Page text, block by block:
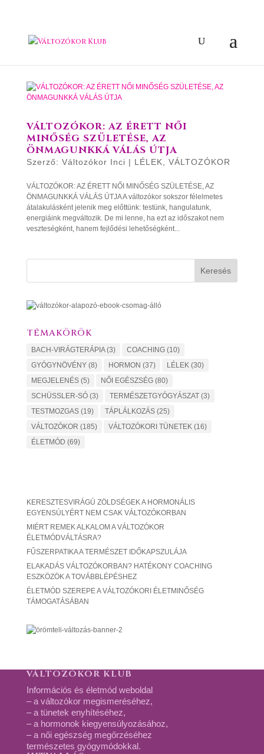
VÁLTOZÓKOR: AZ ÉRETT NŐI
MINŐSÉG SZÜLETÉSE, AZ
ÖNMAGUNKKÁ VÁLÁS ÚTJA
Szerző: Változókor Inci | LÉLEK VÁLTOZÓKOR
VÁLTOZÓKOR: AZ ÉRETT NŐI MINŐSÉG SZÜLETÉSE, AZ
ÖNMAGUNKKÁ VÁLÁS ÚTJA A változókor sokszor félelmetes
átalakulásként jelenik meg előttünk: testünk, hangulatunk,
energiáink megváltozik. De mi lenne, ha ezt az időszakot nem
veszteségként, hanem fejlődési lehetőségként...
Keresés
TÉMAKÖRÖK
BACH-VIRÁGTERÁPIA(3) COACHING(10)
GYÓGYNÖVÉNY(8) HORMON (37) LÉLEK(30)
MEGJELENÉS(5) NŐI EGÉSZSÉG(80)
SCHÜSSLER-SÓ(3) TERMÉSZETGYÓGYÁSZAT(3)
TESTMOZGAS(19) TÁPLÁLKOZÁS(25)
VÁLTOZÓKOR (185) VÁLTOZÓKORI TÜNETEK(16)
ÉLETMÓD (69)
KERESZTESVIRÁGÚ ZÖLDSÉGEK A HORMONÁLIS
EGYENSÚLYÉRT NEM CSAK VÁLTOZÓKORBAN
MIÉRT REMEK ALKALOM A VÁLTOZÓKOR
ÉLETMÓDVÁLTÁSRA?
FŰSZERPATIKA A TERMÉSZET IDŐKAPSZULÁJA
ELAKADÁS VÁLTOZÓKORBAN? HATÉKONY COACHING
ESZKÖZÖK A TOVÁBBLÉPÉSHEZ
ÉLETMÓD SZEREPE A VÁLTOZÓKORI ÉLETMINŐSÉG
TÁMOGATÁSÁBAN
VÁLTOZÓKOR KLUB
Információs és életmód weboldal
– a változókor megismeréséhez,
– a tünetek enyhítéséhez,
– a hormonok kiegyensúlyozásához,
– a női egészség megőrzéséhez
természetes gyógymódokkal.